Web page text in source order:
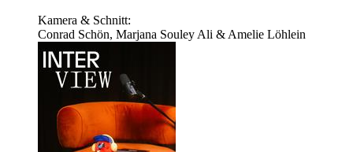
Kamera & Schnitt:
Conrad Schön, Marjana Souley Ali & Amelie Löhlein